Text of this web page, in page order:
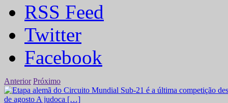
RSS Feed
Twitter
Facebook
Anterior Próximo